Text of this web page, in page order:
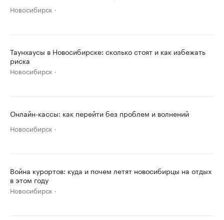
Новосибирск
Таунхаусы в Новосибирске: сколько стоят и как избежать
риска
Новосибирск
Онлайн-кассы: как перейти без проблем и волнений
Новосибирск
Война курортов: куда и почем летят новосибирцы на отдых
в этом году
Новосибирск